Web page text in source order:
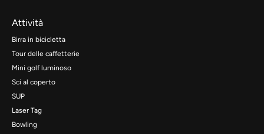
Attività
Birra in bicicletta
Tour delle caffetterie
Mini golf luminoso
Sci al coperto
SUP
Laser Tag
Bowling